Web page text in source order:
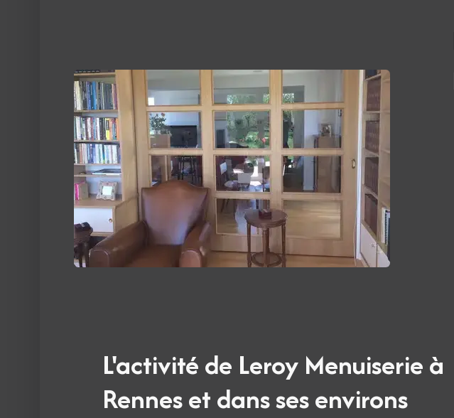
L'activité de Leroy Menuiserie à
Rennes et dans ses environs